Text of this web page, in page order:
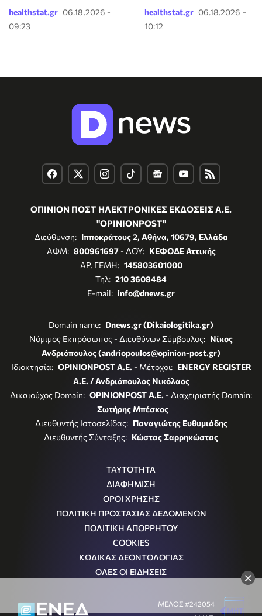
×
healthstat.gr 06.18.2026 -
09:23
healthstat.gr 06.18.2026 -
10:12
ΟΠΙΝΙΟΝ ΠΟΣΤ ΗΛΕΚΤΡΟΝΙΚΕΣ ΕΚΔΟΣΕΙΣ Α.Ε.
"OPINIONPOST"
Διεύθυνση: Ιπποκράτους 2, Αθήνα, 10679, Ελλάδα
ΑΦΜ: 800961697- ΔΟΥ: ΚΕΦΟΔΕ Αττικής
ΑΡ. ΓΕΜΗ: 145803601000
Τηλ: 210 3608484
E-mail: info@dnews.gr
Domain name: Dnews.gr (Dikaiologitika.gr)
Νόμιμος Εκπρόσωπος - Διευθύνων Σύμβουλος: Νίκος
Ανδριόπουλος (andriopoulos@opinion-post.gr)
Ιδιοκτησία: OPINIONPOST A.E. - Μέτοχοι: ENERGY REGISTER
Α.Ε. / Ανδριόπουλος Νικόλαος
Δικαιούχος Domain: OPINIONPOST A.E. - Διαχειριστής Domain:
Σωτήρης Μπέσκος
Διευθυντής Ιστοσελίδας: Παναγιώτης Ευθυμιάδης
Διευθυντής Σύνταξης: Κώστας Σαρρηκώστας
ΤΑΥΤΟΤΗΤΑ
ΔΙΑΦΗΜΙΣΗ
ΟΡΟΙ ΧΡΗΣΗΣ
ΠΟΛΙΤΙΚΗ ΠΡΟΣΤΑΣΙΑΣ ΔΕΔΟΜΕΝΩΝ
ΠΟΛΙΤΙΚΗ ΑΠΟΡΡΗΤΟΥ
COOKIES
ΚΩΔΙΚΑΣ ΔΕΟΝΤΟΛΟΓΙΑΣ
ΟΛΕΣ ΟΙ ΕΙΔΗΣΕΙΣ
ΜΕΛΟΣ #242054